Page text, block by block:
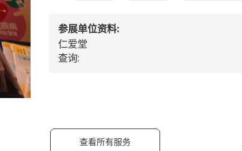
参展单位资料:
仁爱堂
查询:
查看所有服务